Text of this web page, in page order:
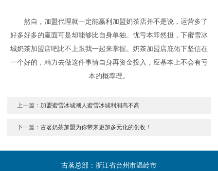
然自，加盟代理就一定能赢利加盟奶茶店并不是说，运营多了
好多好多的赢面可是却能够比自身单独。忧亏本即然担，下蜜雪冰
城奶茶加盟店吧比不上跟我一起来掌握。奶茶加盟店庇佑下坚信在
一个好的，精力去做这件事情自身再资金投入，应基本上不会有亏
本的概率理。
上一篇：加盟蜜雪冰城潮人蜜雪冰城利润高不高
下一篇：古茗奶茶加盟为你带来更加多元化的创收！
古茗总部：浙江省台州市温岭市